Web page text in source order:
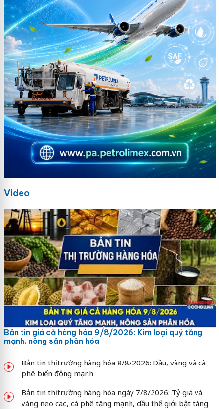
Video
Bản tin giá cả hàng hóa 9/8/2026: Kim loại quý tăng
mạnh, nông sản phân hóa
Bản tin thị trường hàng hóa 8/8/2026: Dầu, vàng và cà
phê biến động mạnh
Bản tin thị trường hàng hóa ngày 7/8/2026: Tỷ giá và
vàng neo cao, cà phê tăng mạnh, dầu thế giới bật tăng